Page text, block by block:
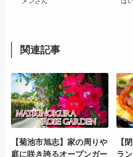
関連記事
【菊池市旭志】家の周りや
庭に咲き誇るオープンガー
【
ラ